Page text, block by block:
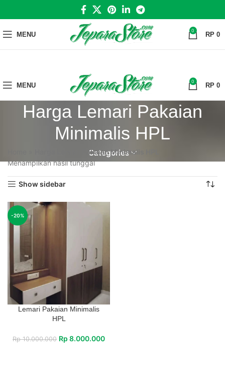
MENU 0 RP 0
MENU 0 RP 0
Harga Lemari Pakaian
Minimalis HPL
Categories
Harga Lemari Pakaian Minimalis HPL
Menampilkan hasil tunggal
Show sidebar
-20%
Lemari Pakaian Minimalis
HPL
Rp10.000.000 Rp 8.000.000